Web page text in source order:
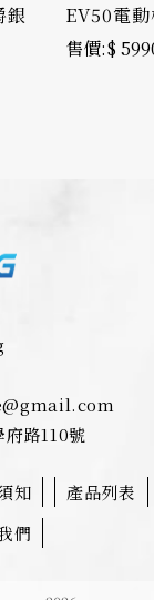
銀
EV50電
$
路110號
知 產品列表
們